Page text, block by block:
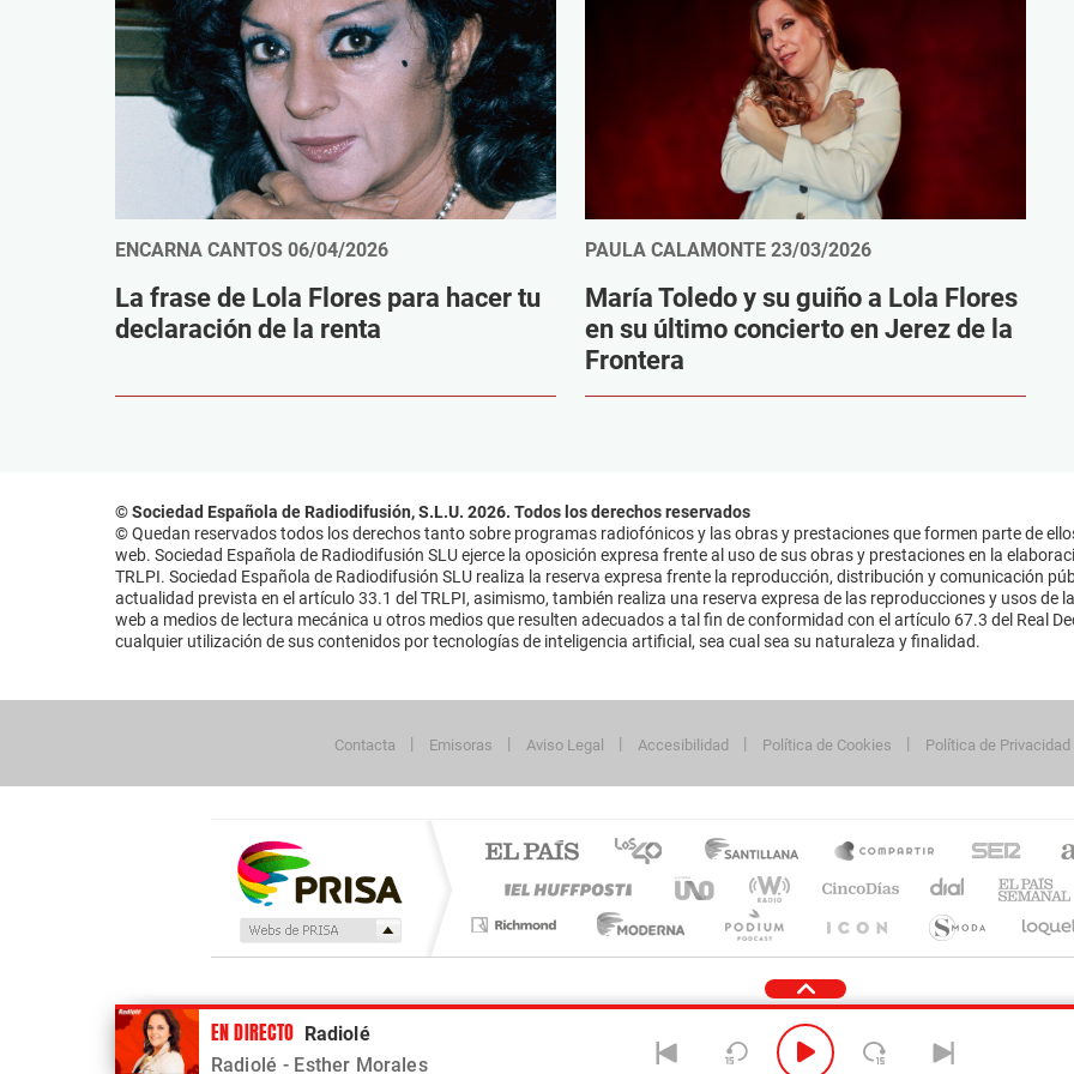
ENCARNA CANTOS 06/04/2026
La frase de Lola Flores para hacer tu
declaración de la renta
PAULA CALAMONTE 23/03/2026
María Toledo y su guiño a Lola Flores
en su último concierto en Jerez de la
Frontera
© Sociedad Española de Radiodifusión, S.L.U. 2026. Todos los derechos reservados
© Quedan reservados todos los derechos tanto sobre programas radiofónicos y las obras y prestaciones que formen parte de
web. Sociedad Española de Radiodifusión SLU ejerce la oposición expresa frente al uso de sus obras y prestaciones en la
TRLPI. Sociedad Española de Radiodifusión SLU realiza la reserva expresa frente la reproducción, distribución y comunicación
actualidad prevista en el artículo 33.1 del TRLPI, asimismo, también realiza una reserva expresa de las reproducciones y usos de
web a medios de lectura mecánica u otros medios que resulten adecuados a tal fin de conformidad con el artículo 67.3 del Real
cualquier utilización de sus contenidos por tecnologías de inteligencia artificial, sea cual sea su naturaleza y finalidad.
Contacta Emisoras Aviso Legal Accesibilidad Política de Cookies Política de Privacidad
Publicidad
Tu contenido empezará después de la publicidad
EN DIRECTO Radiolé
Radiolé - Esther Morales